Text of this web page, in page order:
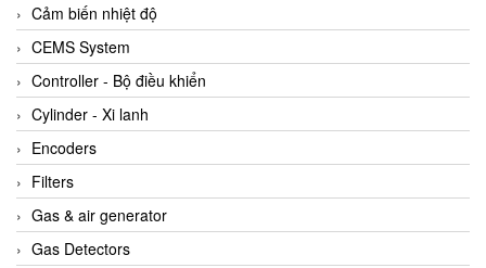
Cảm biến nhiệt độ
CEMS System
Controller - Bộ điều khiển
Cylinder - Xi lanh
Encoders
Filters
Gas & air generator
Gas Detectors